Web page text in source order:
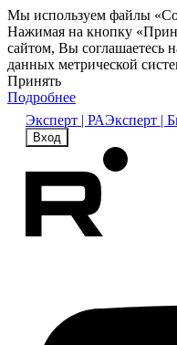
Мы используем файлы
Нажимая на кнопку
сайтом, Вы соглашаетесь
данных метрической
Принять
Подробнее
Эксперт | РАЭксперт |
Вход